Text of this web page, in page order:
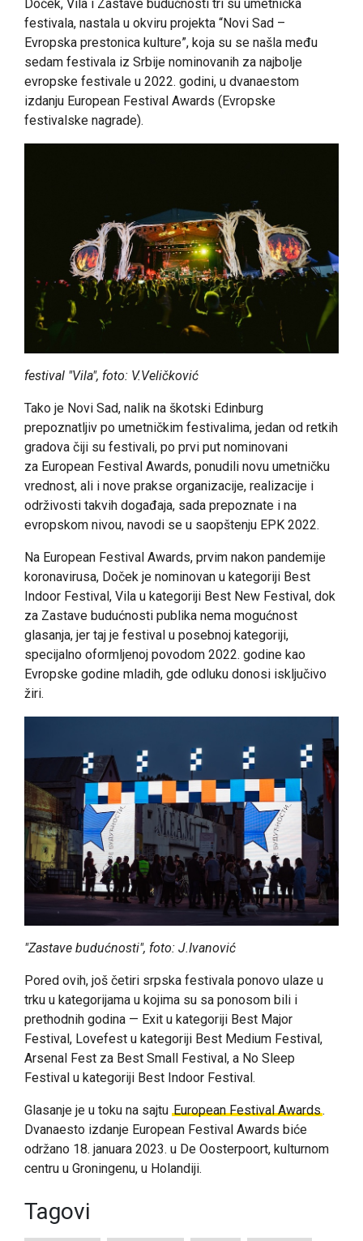
Doček, Vila i Zastave budućnosti tri su umetnička
festivala, nastala u okviru projekta “Novi Sad –
Evropska prestonica kulture”, koja su se našla među
sedam festivala iz Srbije nominovanih za najbolje
evropske festivale u 2022. godini, u dvanaestom
izdanju European Festival Awards (Evropske
festivalske nagrade).
festival "Vila", foto: V.Veličković
Tako je Novi Sad, nalik na škotski Edinburg
prepoznatljiv po umetničkim festivalima, jedan od retkih
gradova čiji su festivali, po prvi put nominovani
za European Festival Awards, ponudili novu umetničku
vrednost, ali i nove prakse organizacije, realizacije i
održivosti takvih događaja, sada prepoznate i na
evropskom nivou, navodi se u saopštenju EPK 2022.
Na European Festival Awards, prvim nakon pandemije
koronavirusa, Doček je nominovan u kategoriji Best
Indoor Festival, Vila u kategoriji Best New Festival, dok
za Zastave budućnosti publika nema mogućnost
glasanja, jer taj je festival u posebnoj kategoriji,
specijalno oformljenoj povodom 2022. godine kao
Evropske godine mladih, gde odluku donosi isključivo
žiri.
"Zastave budućnosti", foto: J.Ivanović
Pored ovih, još četiri srpska festivala ponovo ulaze u
trku u kategorijama u kojima su sa ponosom bili i
prethodnih godina — Exit u kategoriji Best Major
Festival, Lovefest u kategoriji Best Medium Festival,
Arsenal Fest za Best Small Festival, a No Sleep
Festival u kategoriji Best Indoor Festival.
Glasanje je u toku na sajtu European Festival Awards.
Dvanaesto izdanje European Festival Awards biće
održano 18. januara 2023. u De Oosterpoort, kulturnom
centru u Groningenu, u Holandiji.
Tagovi